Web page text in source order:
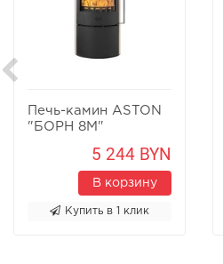
Печь-камин ASTON
"БОРН 8М"
5 244 BYN
В корзину
Купить в 1 клик